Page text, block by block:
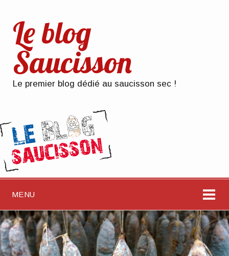
Le blog
Saucisson
Le premier blog dédié au saucisson sec !
MENU